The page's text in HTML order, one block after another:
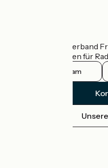
Der nationale Verband
offizielle Leitfaden für
Instagram